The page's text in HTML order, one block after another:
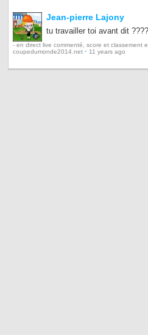
Jean-pierre Lajony
tu travailler toi avant dit
- en direct live commenté, score et classement
coupedumonde2014.net · 11 years ago